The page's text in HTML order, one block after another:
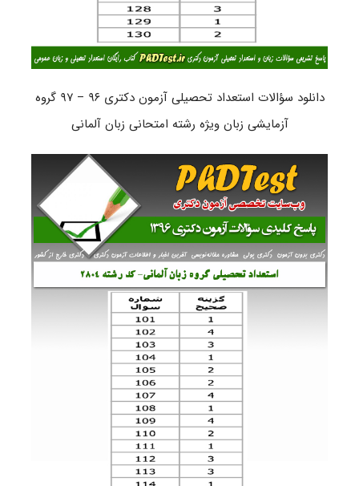
دانلود سؤالات استعداد تحصیلی آزمون دکتری ۹۶ – ۹۷ گروه
آزمایشی زبان ویژه رشته امتحانی زبان آلمانی